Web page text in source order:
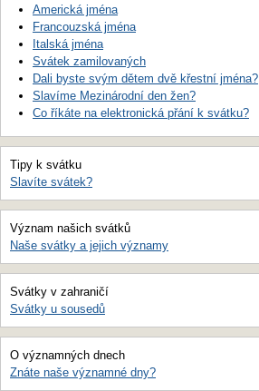
Americká jména
Francouzská jména
Italská jména
Svátek zamilovaných
Dali byste svým dětem dvě křestní jména?
Slavíme Mezinárodní den žen?
Co říkáte na elektronická přání k svátku?
Tipy k svátku
Slavíte svátek?
Význam našich svátků
Naše svátky a jejich významy
Svátky v zahraničí
Svátky u sousedů
O významných dnech
Znáte naše významné dny?